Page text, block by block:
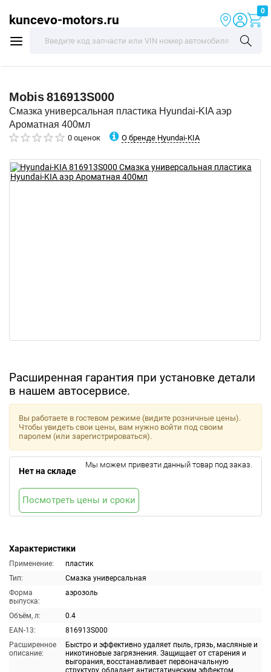
kuncevo-motors.ru
0
Mobis816913S000
Смазка универсальная пластика Hyundai-KIA аэр
Ароматная 400мл
0 оценок О бренде Hyundai-KIA
Расширенная гарантия при установке детали
в нашем автосервисе.
Характеристики
Применение:
пластик
Тип:
Смазка универсальная
Форма
выпуска:
аэрозоль
Объём, л:
0.4
EAN-13:
816913S000
Расширенное
описание:
Быстро и эффективно удаляет пыль, грязь, масляные и
никотиновые загрязнения. Защищает от старения и
выгорания, восстанавливает первоначальную
структуру, обладает антистатическим эффектом.
Вы работаете в гостевом режиме (видите розничные цены).
Чтобы увидеть свои цены, вам нужно войти под своим
паролем (или зарегистрироваться).
Нет на складе
Мы можем привезти данный товар под заказ.
Посмотреть цены и сроки